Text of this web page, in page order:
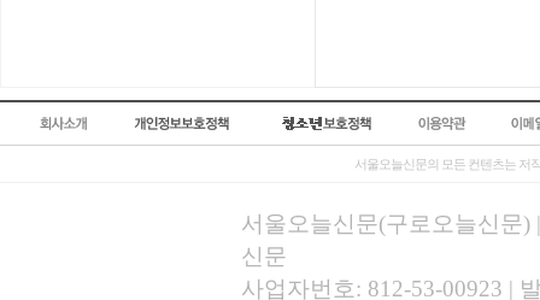
서울오늘신문의 모든 컨텐츠는 저
서울오늘신문(구로오늘신문)
신문
사업자번호: 812-53-00923 |